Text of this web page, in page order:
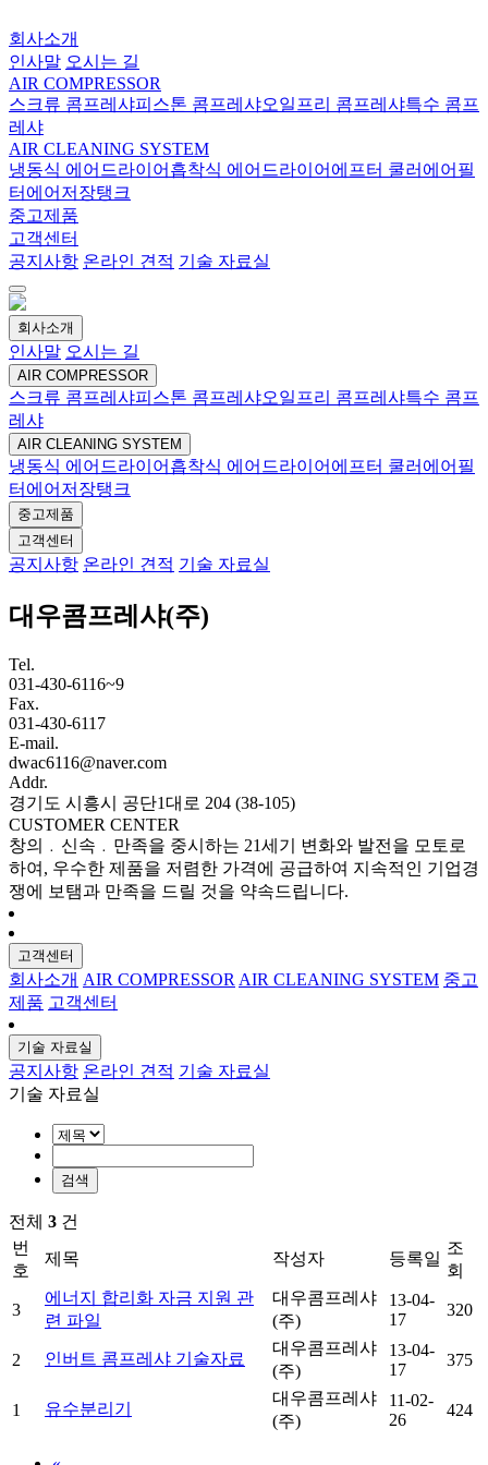
회사소개
인사말 오시는 길
AIR COMPRESSOR
스크류 콤프레샤피스톤 콤프레샤오일프리 콤프레샤특수 콤프
레샤
AIR CLEANING SYSTEM
냉동식 에어드라이어 흡착식 에어드라이어 에프터 쿨러 에어필
터 에어저장탱크
중고제품
고객센터
공지사항 온라인 견적 기술 자료실
회사소개
인사말 오시는 길
AIR COMPRESSOR
스크류 콤프레샤피스톤 콤프레샤오일프리 콤프레샤특수 콤프
레샤
AIR CLEANING SYSTEM
냉동식 에어드라이어 흡착식 에어드라이어 에프터 쿨러 에어필
터 에어저장탱크
중고제품
고객센터
공지사항 온라인 견적 기술 자료실
대우콤프레샤(주)
Tel.
031-430-6116~9
Fax.
031-430-6117
E-mail.
dwac6116@naver.com
Addr.
경기도 시흥시 공단1대로 204 (38-105)
CUSTOMER CENTER
창의﹒신속﹒만족을 중시하는 21세기 변화와 발전을 모토로
하여, 우수한 제품을 저렴한 가격에 공급하여 지속적인 기업경
쟁에 보탬과 만족을 드릴 것을 약속드립니다.
고객센터
회사소개 AIR COMPRESSOR AIR CLEANING SYSTEM 중고
제품 고객센터
기술 자료실
공지사항 온라인 견적 기술 자료실
기술 자료실
검색
전체 3 건
번
호
제목 작성자 등록일
조
회
3
에너지 합리화 자금 지원 관
련 파일
대우콤프레샤
(주)
13-04-
17
320
2 인버트 콤프레샤 기술자료
대우콤프레샤
(주)
13-04-
17
375
1 유수분리기
대우콤프레샤
(주)
11-02-
26
424